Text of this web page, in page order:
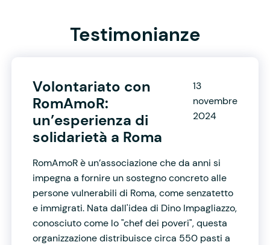
Testimonianze
Volontariato con
RomAmoR:
un’esperienza di
solidarietà a Roma
13
novembre
2024
RomAmoR è un’associazione che da anni si
impegna a fornire un sostegno concreto alle
persone vulnerabili di Roma, come senzatetto
e immigrati. Nata dall'idea di Dino Impagliazzo,
conosciuto come lo "chef dei poveri", questa
organizzazione distribuisce circa 550 pasti a